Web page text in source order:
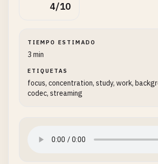
4/10
TIEMPO ESTIMADO
3 min
ETIQUETAS
focus, concentration, study, work,
codec, streaming